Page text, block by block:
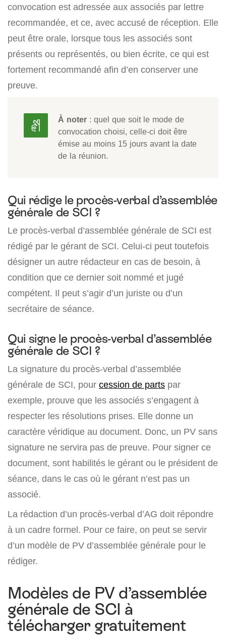
convocation est adressée aux associés par lettre
recommandée, et ce, avec accusé de réception. Elle
peut être orale, lorsque tous les associés sont
présents ou représentés, ou bien écrite, ce qui est
fortement recommandé afin d’en conserver une
preuve.
À noter : quel que soit le mode de
convocation choisi, celle-ci doit être
émise au moins 15 jours avant la date
de la réunion.
Qui rédige le procès-verbal d’assemblée
générale de SCI ?
Le procès-verbal d’assemblée générale de SCI est
rédigé par le gérant de SCI. Celui-ci peut toutefois
désigner un autre rédacteur en cas de besoin, à
condition que ce dernier soit nommé et jugé
compétent. Il peut s’agir d’un juriste ou d’un
secrétaire de séance.
Qui signe le procès-verbal d’assemblée
générale de SCI ?
La signature du procès-verbal d’assemblée
générale de SCI, pour cession de parts par
exemple, prouve que les associés s’engagent à
respecter les résolutions prises. Elle donne un
caractère véridique au document. Donc, un PV sans
signature ne servira pas de preuve. Pour signer ce
document, sont habilités le gérant ou le président de
séance, dans le cas où le gérant n’est pas un
associé.
La rédaction d’un procès-verbal d’AG doit répondre
à un cadre formel. Pour ce faire, on peut se servir
d’un modèle de PV d’assemblée générale pour le
rédiger.
Modèles de PV d’assemblée
générale de SCI à
télécharger gratuitement